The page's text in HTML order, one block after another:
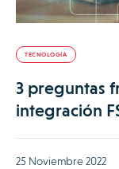
TECNOLOGÍA
3 preguntas
integración
25 Noviembre 2022